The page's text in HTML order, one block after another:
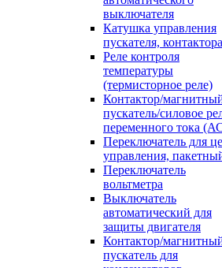
выключателя
Катушка управления
пускателя, контактора
Реле контроля
температуры
(термисторное реле)
Контактор/
пускатель/силовое
переменного тока
Переключатель для
управления,
Переключатель
вольтметра
Выключатель
автоматический для
защиты двигателя
Контактор/
пускатель для